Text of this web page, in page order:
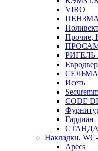
VIRO
Прочие,
ПРОСАМ
РИГЕЛЬ
Исеть
CODE
Гардиан
Накладки,
Apecs